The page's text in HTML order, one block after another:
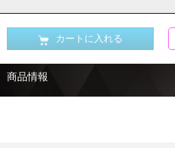
カートに入れる
商品情報